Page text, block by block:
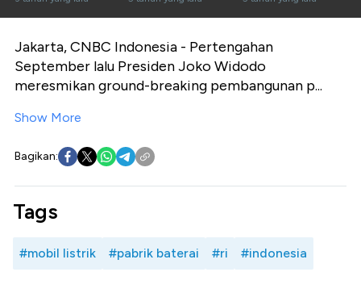
Jakarta, CNBC Indonesia - Pertengahan
September lalu Presiden Joko Widodo
meresmikan ground-breaking pembangunan p...
Show More
Bagikan:
Tags
#mobil listrik #pabrik baterai #ri #indonesia